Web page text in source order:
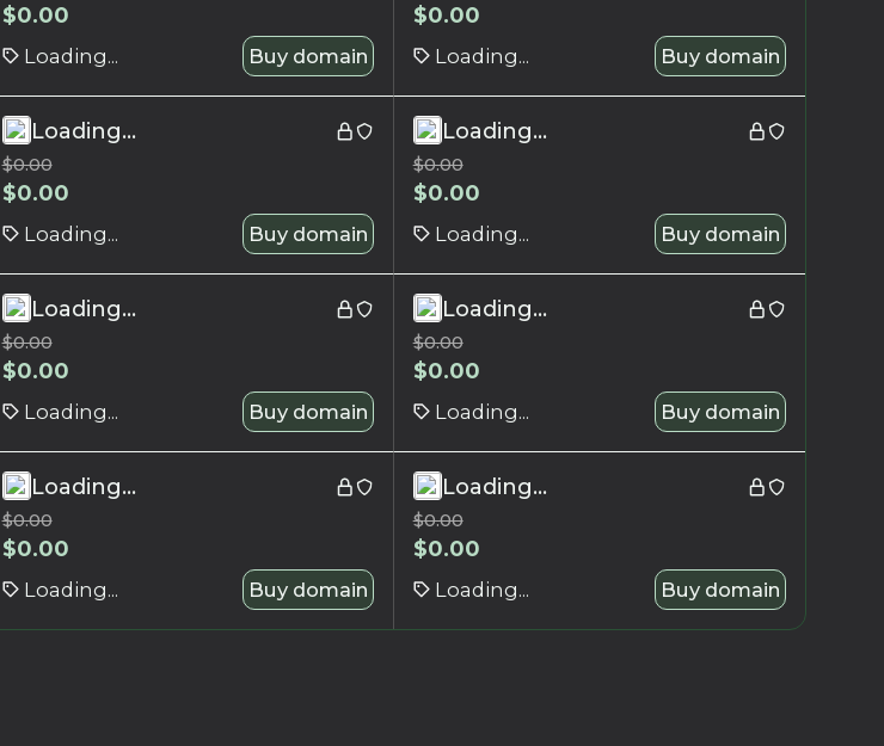
$0.00
Loading... Buy domain
$0.00
Loading... Buy domain
Loading...
$0.00
$0.00
Loading... Buy domain
Loading...
$0.00
$0.00
Loading... Buy domain
Loading...
$0.00
$0.00
Loading... Buy domain
Loading...
$0.00
$0.00
Loading... Buy domain
Loading...
$0.00
$0.00
Loading... Buy domain
Loading...
$0.00
$0.00
Loading... Buy domain